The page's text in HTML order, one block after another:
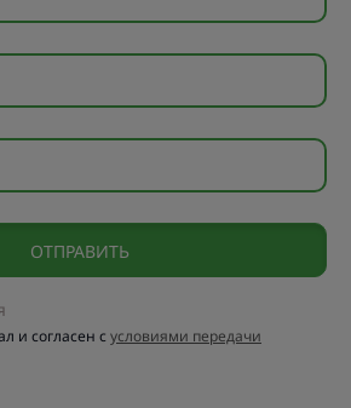
и согласен сусловиями передачи